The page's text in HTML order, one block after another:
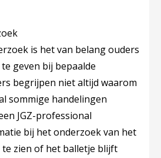
is het van belang ouders
geven bij bepaalde
begrijpen niet altijd waarom
sommige handelingen
JGZ-professional
bij het onderzoek van het
te zien of het balletje blijft